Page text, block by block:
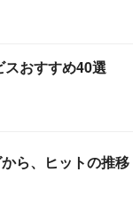
おすすめ40選
ら、ヒットの推移